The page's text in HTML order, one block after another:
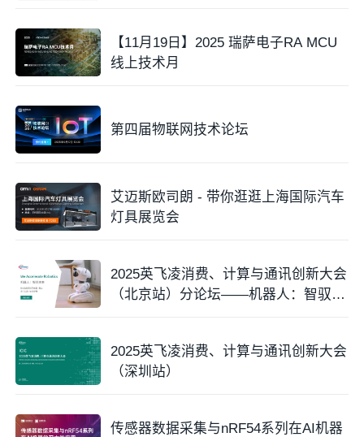
【11月19日】2025 瑞萨电子RA MCU
线上技术月
第四届物联网技术论坛
艾迈斯欧司朗 - 带你逛逛上海国际汽车
灯具展览会
2025英飞凌消费、计算与通讯创新大会
（北京站）分论坛——机器人：智驭未
2025英飞凌消费、计算与通讯创新大会
（深圳站）
传感器数据采集与nRF54系列在AI机器